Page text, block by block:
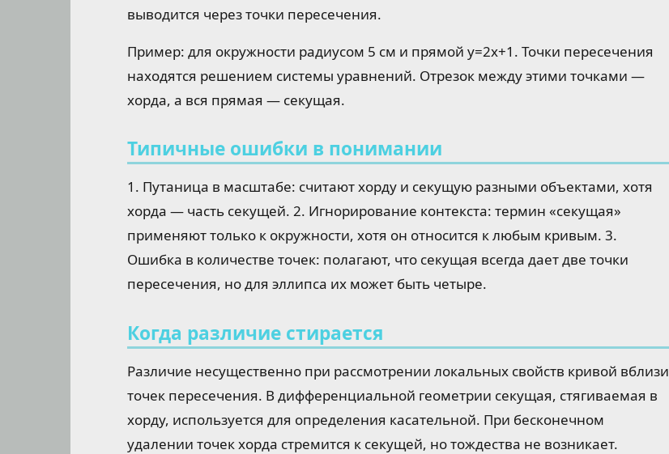
выводится через точки пересечения.
Пример: для окружности радиусом 5 см и прямой y=2x+1. Точки пересечения
находятся решением системы уравнений. Отрезок между этими точками —
хорда, а вся прямая — секущая.
Типичные ошибки в понимании
1. Путаница в масштабе: считают хорду и секущую разными объектами, хотя
хорда — часть секущей. 2. Игнорирование контекста: термин «секущая»
применяют только к окружности, хотя он относится к любым кривым. 3.
Ошибка в количестве точек: полагают, что секущая всегда дает две точки
пересечения, но для эллипса их может быть четыре.
Когда различие стирается
Различие несущественно при рассмотрении локальных свойств кривой вблизи
точек пересечения. В дифференциальной геометрии секущая, стягиваемая в
хорду, используется для определения касательной. При бесконечном
удалении точек хорда стремится к секущей, но тождества не возникает.